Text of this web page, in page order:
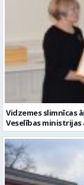
Vidzemes slimnīcas
Veselības